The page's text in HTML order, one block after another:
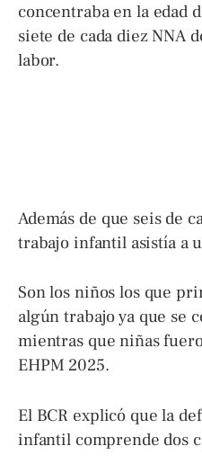
concentraba en la edad
siete de cada diez NNA
labor.
Además de que seis de
trabajo infantil asistía a
Son los niños los que
algún trabajo ya que se
mientras que niñas
EHPM 2025.
El BCR explicó que la
infantil comprende dos